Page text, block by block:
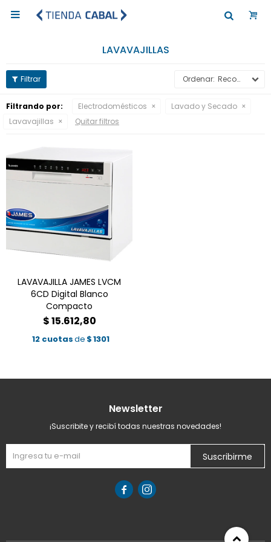

LAVAVAJILLAS
Recomendados
Filtrando por: Electrodomésticos
Lavado y Secado
Lavavajillas
Quitar filtros
LAVAVAJILLA JAMES LVCM
6CD Digital Blanco
Compacto
$15.612,80
12 cuotasde $1301
Newsletter
¡Suscribite y recibí todas nuestras novedades!
Suscribirme
 